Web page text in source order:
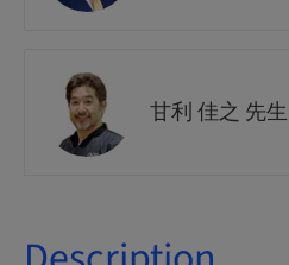
甘利 佳之 先生